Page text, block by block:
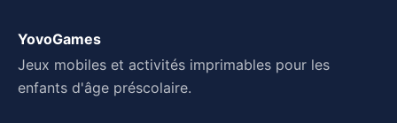
YovoGames
Jeux mobiles et activités imprimables pour les
enfants d'âge préscolaire.